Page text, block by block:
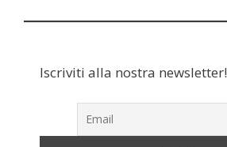
Iscriviti alla nostra newsletter!